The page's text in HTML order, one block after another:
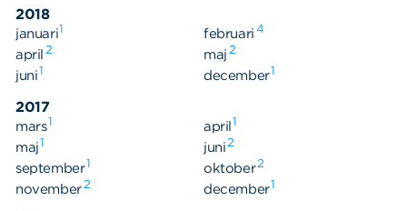
2018
januari1 februari 4
april 2 maj 2
juni1 december1
2017
mars1 april1
maj1 juni2
september1 oktober2
november2 december1